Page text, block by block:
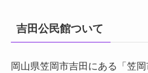
吉田公民館ついて
岡山県笠岡市吉田にある「笠